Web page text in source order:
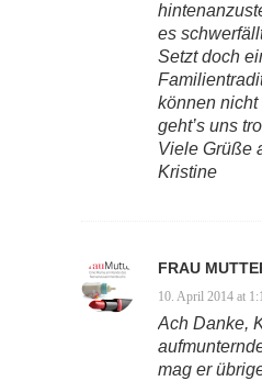
es
Setzt doch
können nicht
geht’s uns
Viele Grüße
Kristine
FRAU
10. April 2014 at
Ach Danke,
mag er